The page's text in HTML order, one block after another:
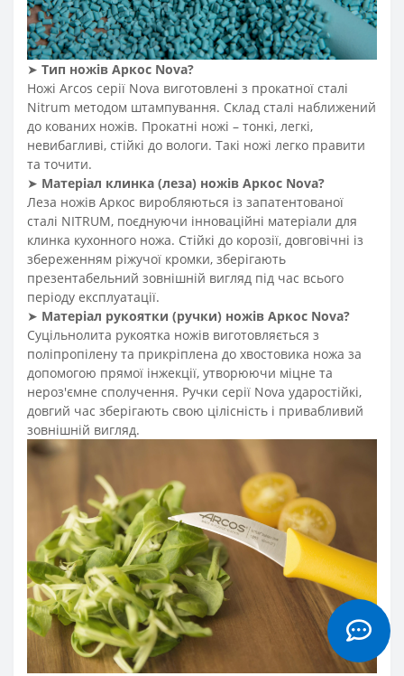
➤ Тип ножів Аркос Nova?
Ножі Arcos серії Nova виготовлені з прокатної сталі
Nitrum методом штампування. Склад сталі наближений
до кованих ножів. Прокатні ножі – тонкі, легкі,
невибагливі, стійкі до вологи. Такі ножі легко правити
та точити.
➤ Матеріал клинка (леза) ножів Аркос Nova?
Леза ножів Аркос виробляються із запатентованої
сталі NITRUM, поєднуючи інноваційні матеріали для
клинка кухонного ножа. Стійкі до корозії, довговічні із
збереженням ріжучої кромки, зберігають
презентабельний зовнішній вигляд під час всього
періоду експлуатації.
➤ Матеріал рукоятки (ручки) ножів Аркос Nova?
Суцільнолита рукоятка ножів виготовляється з
поліпропілену та прикріплена до хвостовика ножа за
допомогою прямої інжекції, утворюючи міцне та
нероз'ємне сполучення. Ручки серії Nova ударостійкі,
довгий час зберігають свою цілісність і привабливий
зовнішній вигляд.